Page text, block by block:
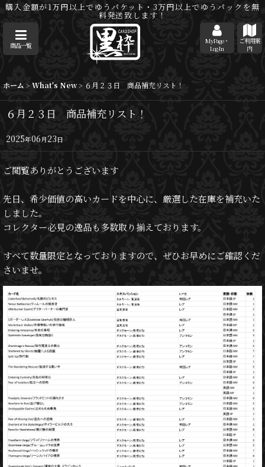
購入金額が1万円以上でゆうパケット・3万円以上でゆうパックを無
料発送致します！
商品一覧
MyPage・
Log-In
ご利用案
内
ホーム > What's New> ６月２３日 商品補充リスト！
６月２３日 商品補充リスト！
2025年06月 23 日
ご閲覧ありがとうございます
先日、希少価値の高いカードを中心に、厳選した在庫を補充いた
しました。
コレクター必見の逸品も多数取り揃えております。
すべて数量限定となっておりますので、ぜひお早めにご確認くだ
さいませ。